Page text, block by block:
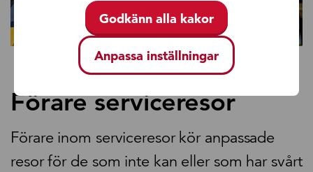
Förare serviceresor
Förare inom serviceresor kör anpassade
resor för de som inte kan eller som har svårt
Godkänn alla kakor
Anpassa inställningar